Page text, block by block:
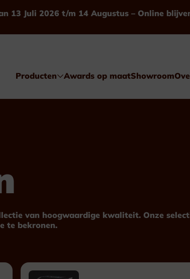
13 Juli 2026 t/m 14 Augustus – Online
Producten
Glas & Kristal
Plexiglas
Metaal
Awards op maatShowroom
van hoogwaardige kwaliteit. Onze
te bekronen.